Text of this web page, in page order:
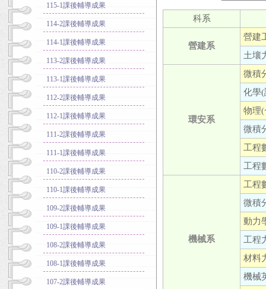
115-1課後輔導成果
114-2課後輔導成果
114-1課後輔導成果
113-2課後輔導成果
113-1課後輔導成果
112-2課後輔導成果
112-1課後輔導成果
111-2課後輔導成果
111-1課後輔導成果
110-2課後輔導成果
110-1課後輔導成果
109-2課後輔導成果
109-1課後輔導成果
108-2課後輔導成果
108-1課後輔導成果
107-2課後輔導成果
科系
營建系
營建
土壤
環安系
微積
化學(
物理(
微積
工程
工程
機械系
工程
微積
動力
工程
材料
機械